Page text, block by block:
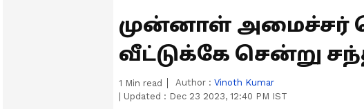
முன்னாள் அமைச்சர்
வீட்டுக்கே சென்று
1 Min read Author : Vinoth Kumar
Updated : Dec 23 2023, 12:40 PM IST